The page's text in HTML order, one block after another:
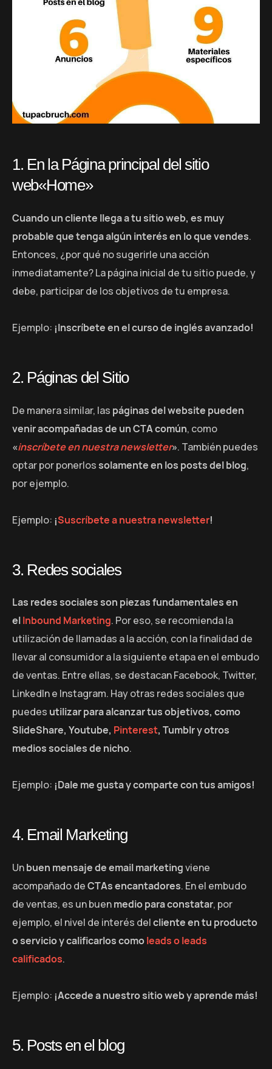
1. En la Página principal del sitio
web«Home»
Cuando un cliente llega a tu sitio web, es muy
probable que tenga algún interés en lo que vendes.
Entonces, ¿por qué no sugerirle una acción
inmediatamente? La página inicial de tu sitio puede, y
debe, participar de los objetivos de tu empresa.
Ejemplo: ¡Inscríbete en el curso de inglés avanzado!
2. Páginas del Sitio
De manera similar, las páginas del website pueden
venir acompañadas de un CTA común, como
«inscríbete en nuestra newsletter». También puedes
optar por ponerlossolamente en los posts del blog,
por ejemplo.
Ejemplo: ¡Suscríbete a nuestra newsletter!
3. Redes sociales
Las redes sociales son piezas fundamentales en
elInbound Marketing. Por eso, se recomienda la
utilización de llamadas a la acción, con la finalidad de
llevar al consumidor a la siguiente etapa en el embudo
de ventas. Entre ellas, se destacan Facebook, Twitter,
LinkedIn e Instagram. Hay otras redes sociales que
puedes utilizar para alcanzar tus objetivos, como
SlideShare, Youtube, Pinterest, Tumblr y otros
medios sociales de nicho.
Ejemplo: ¡Dale me gusta y comparte con tus amigos!
4. Email Marketing
Unbuen mensaje de email marketingviene
acompañado deCTAs encantadores. En el embudo
de ventas, es un buenmedio para constatar, por
ejemplo, el nivel de interés delcliente en tu producto
o servicio y calificarlos comoleads o leads
calificados.
Ejemplo: ¡Accede a nuestro sitio web y aprende más!
5. Posts en el blog